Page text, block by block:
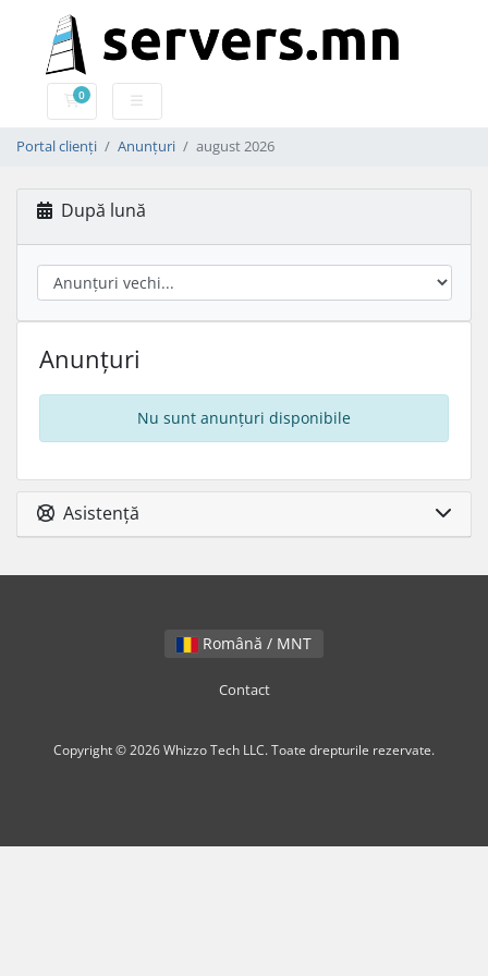
0
Coș de cumpărături
Portal clienți Anunțuri august 2026
După lună
Anunțuri
Nu sunt anunțuri disponibile
Asistență
Română / MNT
Contact
Copyright © 2026 Whizzo Tech LLC. Toate drepturile rezervate.